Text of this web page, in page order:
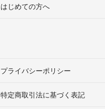
はじめての方へ
プライバシーポリシー
特定商取引法に基づく表記